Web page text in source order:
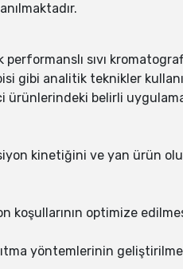
sıvı
gibi analitik teknikler
belirli
kinetiğini ve yan ürün
koşullarının optimize
yöntemlerinin